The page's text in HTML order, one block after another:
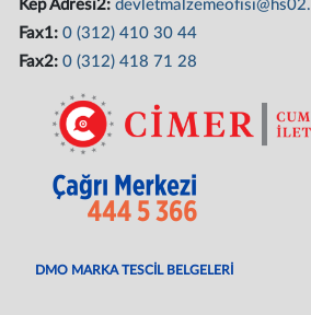
Kep Adresi2:
Fax1:0 (312) 410 30 44
Fax2:0 (312) 418 71 28
DMO MARKA TESCİL BELGELERİ